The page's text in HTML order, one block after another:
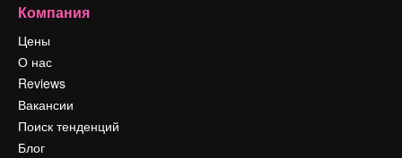
Компания
Цены
О нас
Reviews
Вакансии
Поиск тенденций
Блог